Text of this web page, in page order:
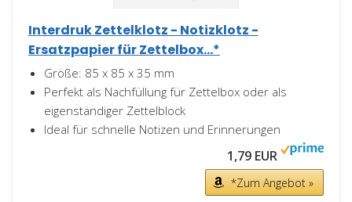
Interdruk Zettelklotz - Notizklotz -
Ersatzpapier für Zettelbox...*
Größe: 85 x 85 x 35 mm
Perfekt als Nachfüllung für Zettelbox oder als
eigenständiger Zettelblock
Ideal für schnelle Notizen und Erinnerungen
1,79 EUR
*Zum Angebot »